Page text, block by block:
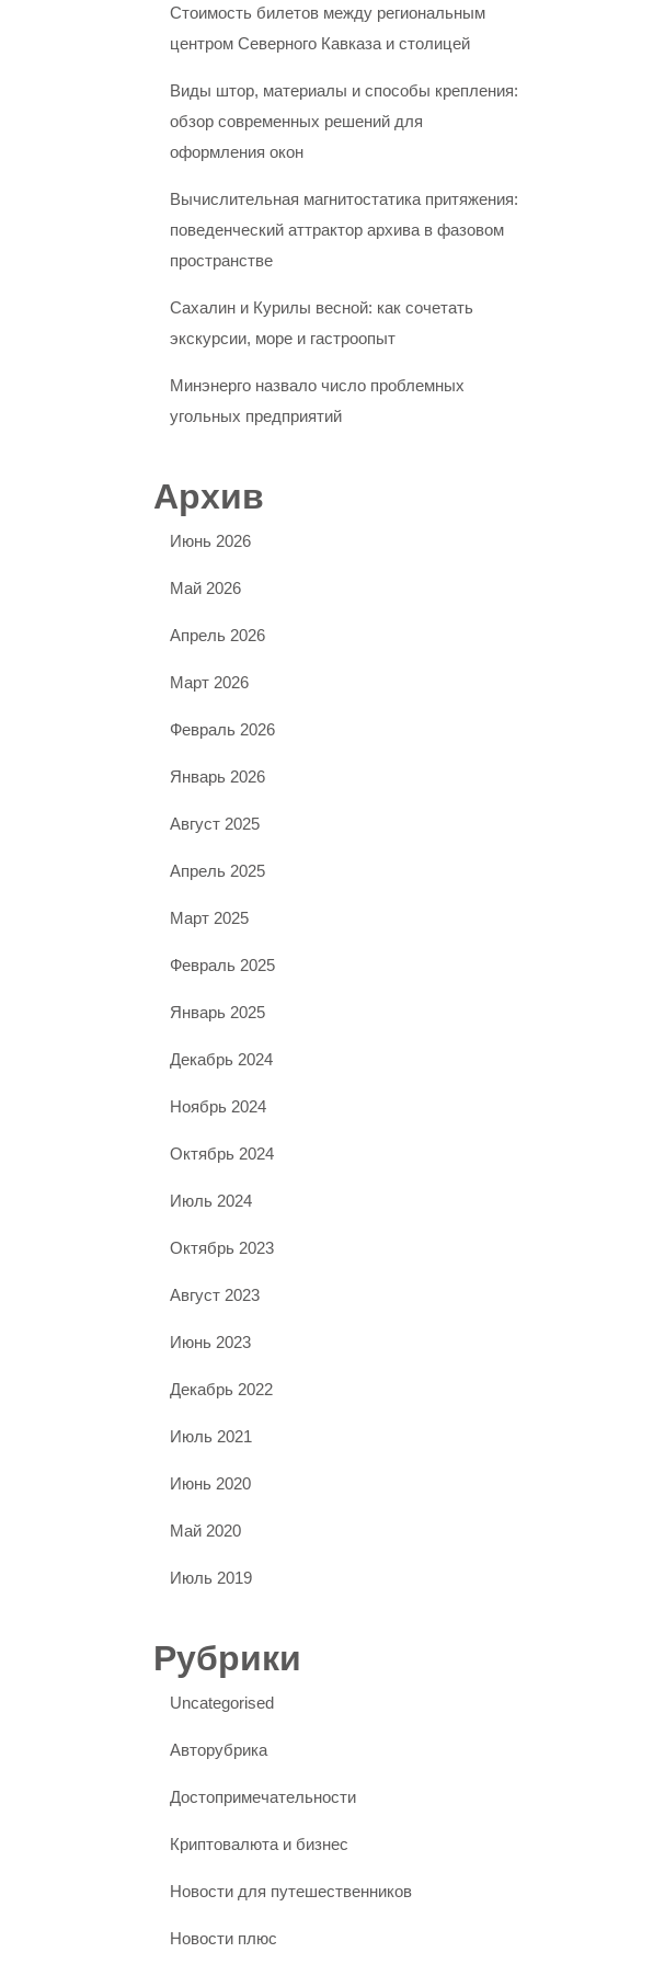
Стоимость билетов между региональным
центром Северного Кавказа и столицей
Виды штор, материалы и способы крепления:
обзор современных решений для
оформления окон
Вычислительная магнитостатика притяжения:
поведенческий аттрактор архива в фазовом
пространстве
Сахалин и Курилы весной: как сочетать
экскурсии, море и гастроопыт
Минэнерго назвало число проблемных
угольных предприятий
Архив
Июнь 2026
Май 2026
Апрель 2026
Март 2026
Февраль 2026
Январь 2026
Август 2025
Апрель 2025
Март 2025
Февраль 2025
Январь 2025
Декабрь 2024
Ноябрь 2024
Октябрь 2024
Июль 2024
Октябрь 2023
Август 2023
Июнь 2023
Декабрь 2022
Июль 2021
Июнь 2020
Май 2020
Июль 2019
Рубрики
Uncategorised
Авторубрика
Достопримечательности
Криптовалюта и бизнес
Новости для путешественников
Новости плюс